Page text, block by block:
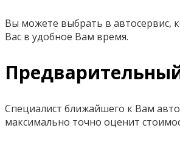
Вы можете выбрать в автосервис,
Вас в удобное Вам время.
Специалист ближайшего к Вам
максимально точно оценит